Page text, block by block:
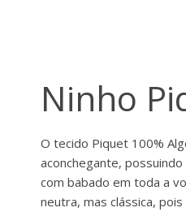
Ninho
O tecido Piquet 100%
aconchegante,
com babado em toda a
neutra, mas clássica,